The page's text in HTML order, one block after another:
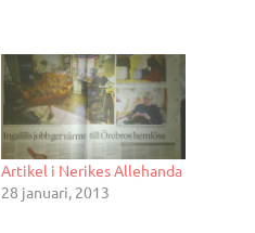
Artikel i Nerikes Allehanda
28 januari, 2013